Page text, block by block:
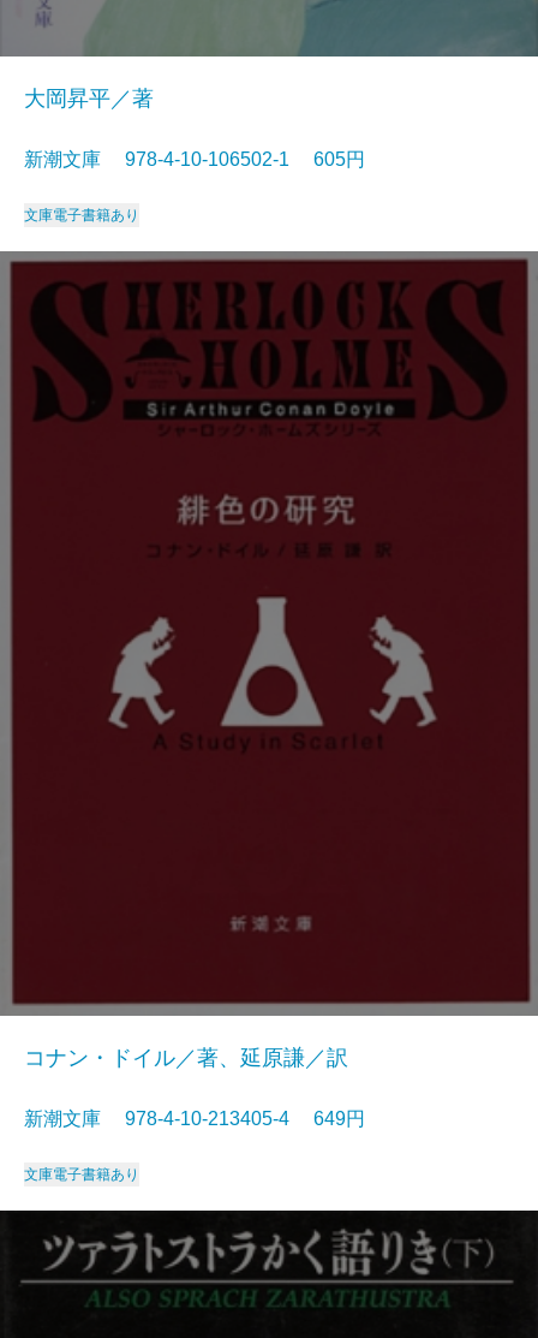
大岡昇平／著
新潮文庫 978-4-10-106502-1 605円
文庫電子書籍あり
コナン・ドイル／著、延原謙／訳
新潮文庫 978-4-10-213405-4 649円
文庫電子書籍あり